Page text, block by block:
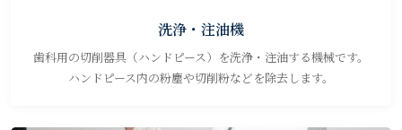
洗浄・注油機
歯科用の切削器具（ハンドピース）を洗浄・注油する機械です。
ハンドピース内の粉塵や切削粉などを除去します。